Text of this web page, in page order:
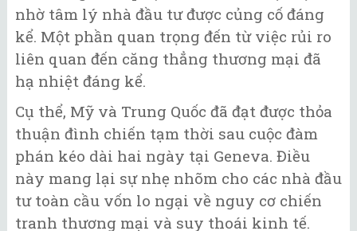
nhờ tâm lý nhà đầu tư được củng cố đáng
kể. Một phần quan trọng đến từ việc rủi ro
liên quan đến căng thẳng thương mại đã
hạ nhiệt đáng kể.
Cụ thể, Mỹ và Trung Quốc đã đạt được thỏa
thuận đình chiến tạm thời sau cuộc đàm
phán kéo dài hai ngày tại Geneva. Điều
này mang lại sự nhẹ nhõm cho các nhà đầu
tư toàn cầu vốn lo ngại về nguy cơ chiến
tranh thương mại và suy thoái kinh tế.